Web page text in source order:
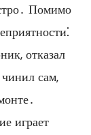
Помимо
отказал
сам,
играет